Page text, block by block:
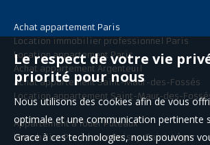
Achat appartement Paris
Location immobilier professionnel Paris
Location appartement Paris
Achat appartement Argenteuil
Achat appartement Saint-Maur-des-Fossés
Location appartement Saint-Maur-des-
Appartement à louer Puteaux
Immobilier Pro à louer Boissy-Saint-Léger
Le respect de votre vie
priorité pour nous
Nous utilisons des cookies afin de vous
optimale et une communication pertinente
Grace à ces technologies, nous pouvons